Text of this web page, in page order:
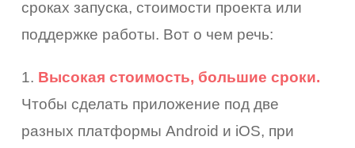
сроках запуска, стоимости проекта или
поддержке работы. Вот о чем речь:
1. Высокая стоимость, большие сроки.
Чтобы сделать приложение под две
разных платформы Android и iOS, при